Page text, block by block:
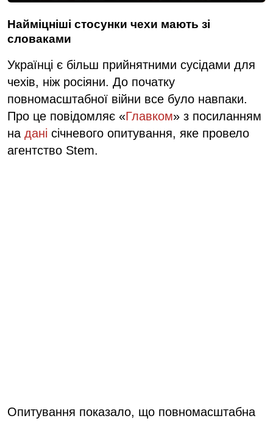
Найміцніші стосунки чехи мають зі
словаками
Українці є більш прийнятними сусідами для
чехів, ніж росіяни. До початку
повномасштабної війни все було навпаки.
Про це повідомляє «Главком» з посиланням
на дані січневого опитування, яке провело
агентство Stem.
Опитування показало, що повномасштабна